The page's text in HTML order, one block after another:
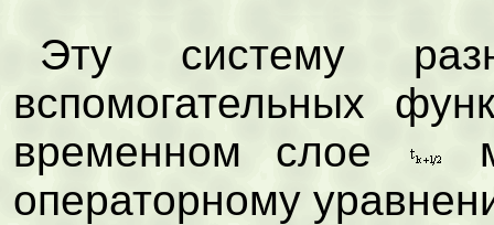
Эту систему
вспомогательных
временном слое
операторному